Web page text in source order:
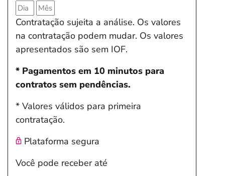
Contratação sujeita a análise. Os valores
na contratação podem mudar. Os valores
apresentados são sem IOF.
* Pagamentos em 10 minutos para
contratos sem pendências.
* Valores válidos para primeira
contratação.
Plataforma segura
Você pode receber até